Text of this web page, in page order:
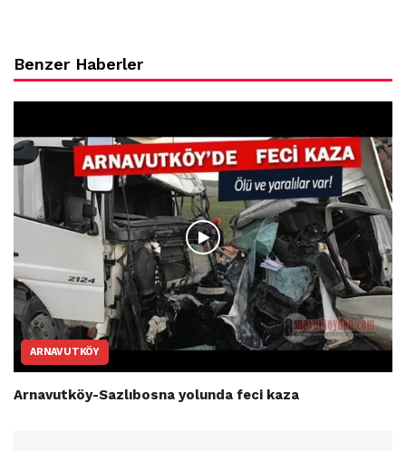
Benzer Haberler
ARNAVUTKÖY
Arnavutköy-Sazlıbosna yolunda feci kaza